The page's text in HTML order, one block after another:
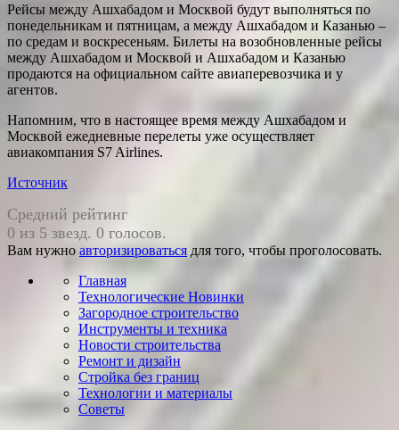
Рейсы между Ашхабадом и Москвой будут выполняться по
понедельникам и пятницам, а между Ашхабадом и Казанью –
по средам и воскресеньям. Билеты на возобновленные рейсы
между Ашхабадом и Москвой и Ашхабадом и Казанью
продаются на официальном сайте авиаперевозчика и у
агентов.
Напомним, что в настоящее время между Ашхабадом и
Москвой ежедневные перелеты уже осуществляет
авиакомпания S7 Airlines.
Источник
Средний рейтинг
0 из 5 звезд. 0 голосов.
Вам нужно авторизироваться для того, чтобы проголосовать.
Главная
Технологические Новинки
Загородное строительство
Инструменты и техника
Новости строительства
Ремонт и дизайн
Стройка без границ
Технологии и материалы
Советы